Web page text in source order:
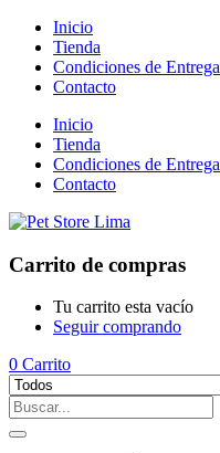
Inicio
Tienda
Condiciones de Entrega
Contacto
Inicio
Tienda
Condiciones de Entrega
Contacto
Carrito de compras
Tu carrito esta vacío
Seguir comprando
0 Carrito